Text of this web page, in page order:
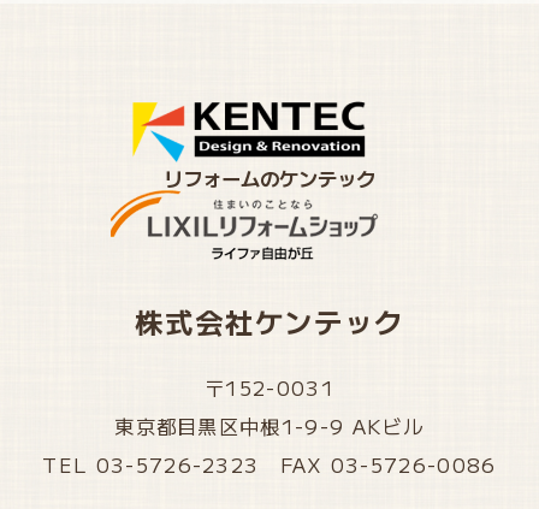
リフォームのケンテック
株式会社ケンテック
〒152-0031
東京都目黒区中根1-9-9 AKビル
TEL 03-5726-2323 FAX 03-5726-0086